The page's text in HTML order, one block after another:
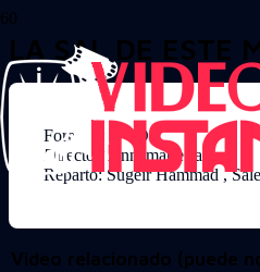
LA SAL DE ESTE
Formato: DVD
Director: Annemarie Jacir
Reparto: Sugeir Hammad ,
Video relacionado (puede